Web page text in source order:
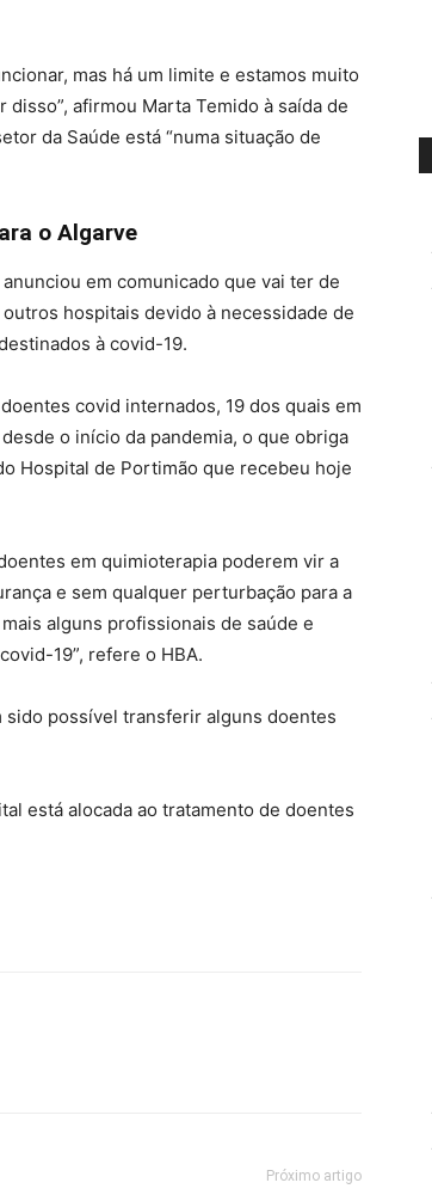
mas há um limite e estamos muito
afirmou Marta Temido à saída de
da Saúde está “numa situação de
o Algarve
em comunicado que vai ter de
hospitais devido à necessidade de
à covid-19.
covid internados, 19 dos quais em
o início da pandemia, o que obriga
Hospital de Portimão que recebeu hoje
em quimioterapia poderem vir a
e sem qualquer perturbação para a
alguns profissionais de saúde e
19”, refere o HBA.
possível transferir alguns doentes
está alocada ao tratamento de doentes
Próximo artigo